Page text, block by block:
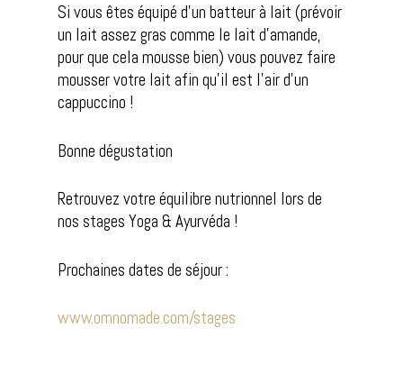
Si vous êtes équipé d’un batteur à lait (prévoir
un lait assez gras comme le lait d’amande,
pour que cela mousse bien) vous pouvez faire
mousser votre lait afin qu’il est l’air d’un
cappuccino !
Bonne dégustation
Retrouvez votre équilibre nutrionnel lors de
nos stages Yoga & Ayurvéda !
Prochaines dates de séjour :
www.omnomade.com/stages